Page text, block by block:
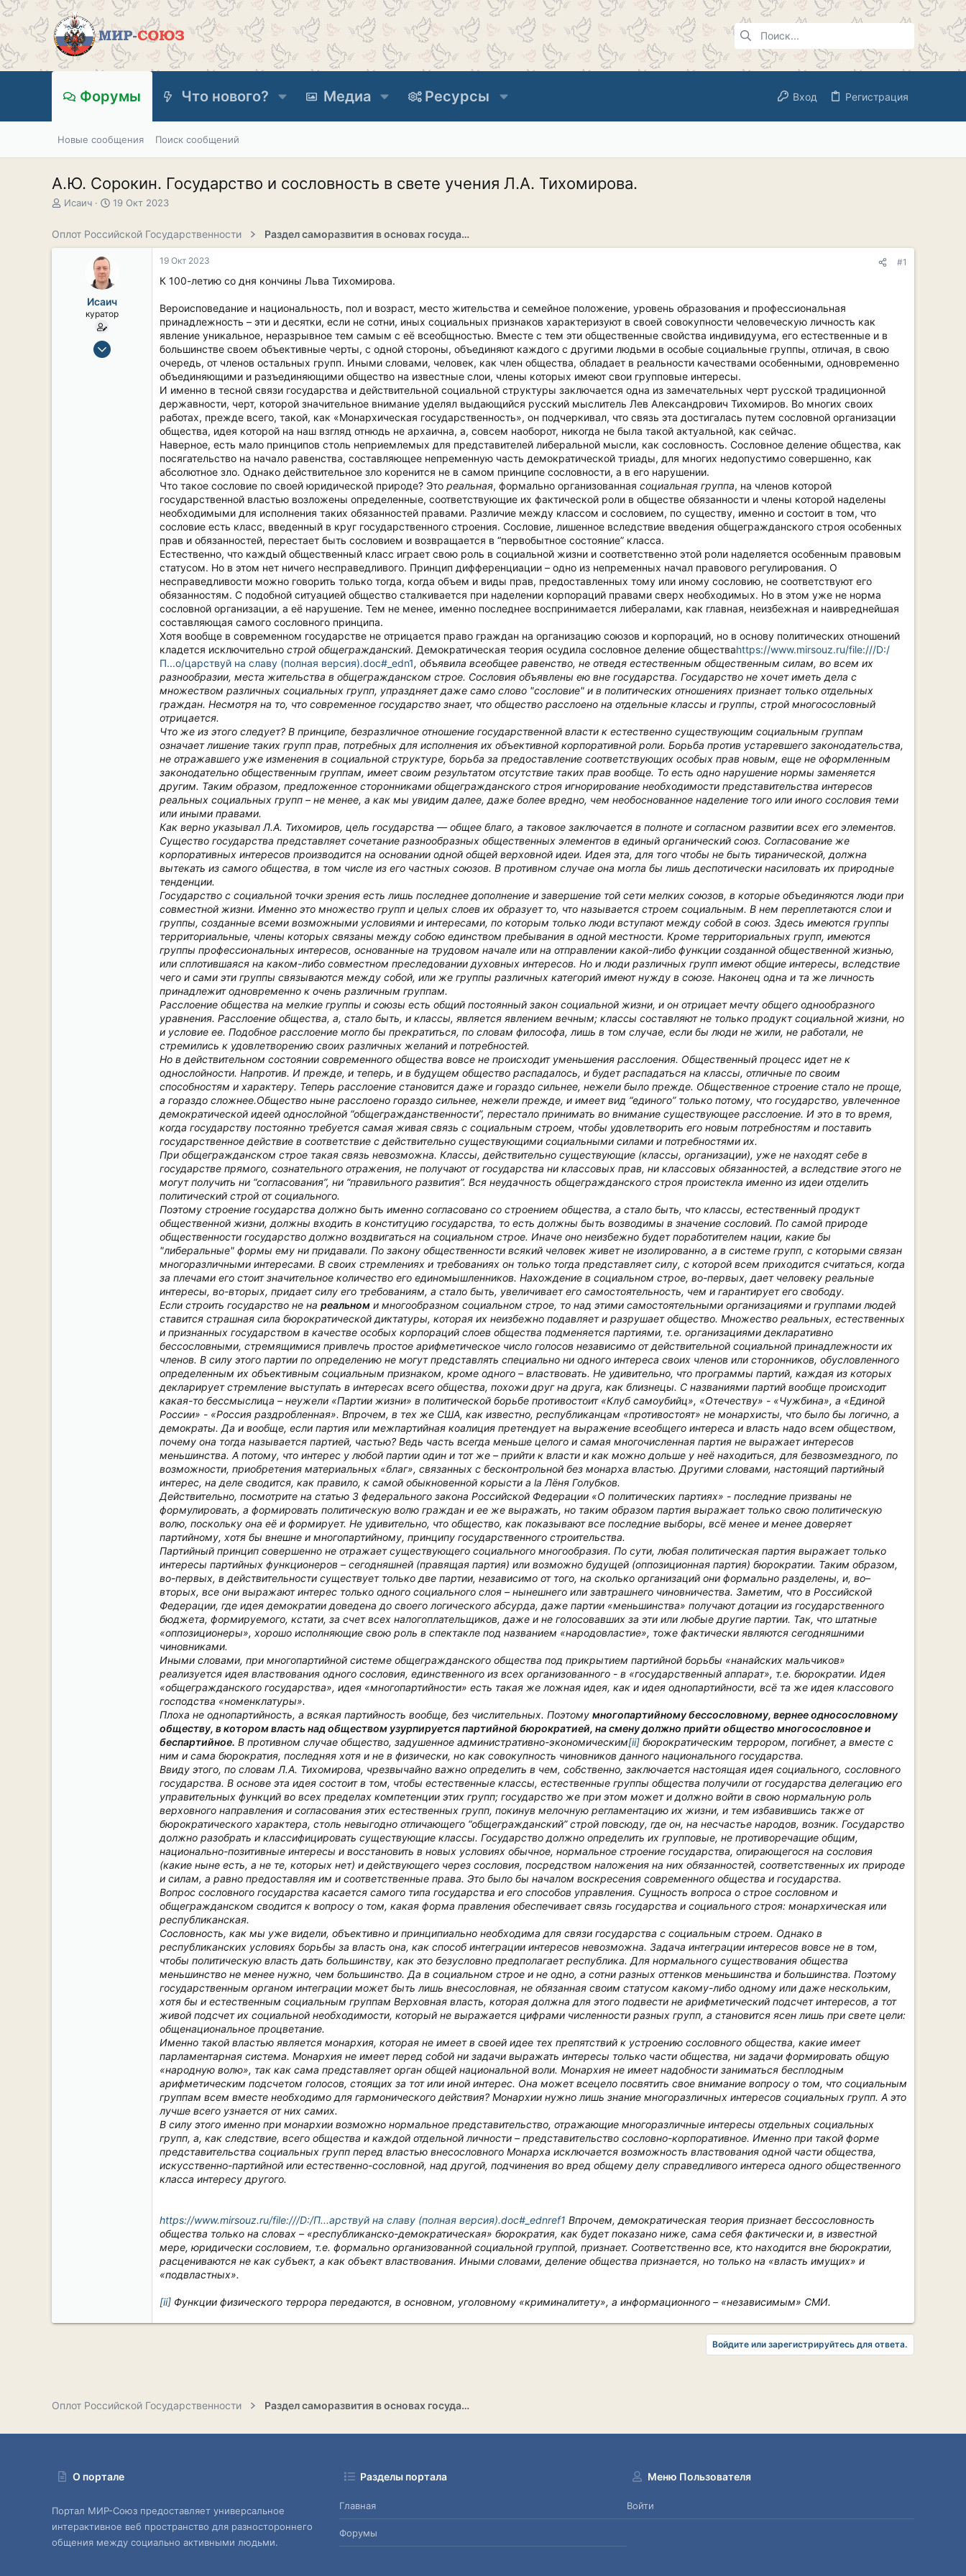
Форумы Что нового? Медиа Ресурсы Вход Регистрация
Новые сообщения Поиск сообщений
А.Ю. Сорокин. Государство и сословность в свете учения Л.А. Тихомирова.
А
о
Исаич
Д
а
л
а
19 Окт 2023
Оплот Российской Государственности Раздел саморазвития в основах государственности
Исаич
куратор
15 Сен 2019
19 Окт 2023 #1
К 100-летию со дня кончины Льва Тихомирова.
Вероисповедание и национальность, пол и возраст, место жительства и семейное положение, уровень образования и профессиональная
принадлежность – эти и десятки, если не сотни, иных социальных признаков характеризуют в своей совокупности человеческую личность как
явление уникальное, неразрывное тем самым с её всеобщностью. Вместе с тем эти общественные свойства индивидуума, его естественные и в
большинстве своем объективные черты, с одной стороны, объединяют каждого с другими людьми в особые социальные группы, отличая, в свою
очередь, от членов остальных групп. Иными словами, человек, как член общества, обладает в реальности качествами особенными, одновременно
объединяющими и разъединяющими общество на известные слои, члены которых имеют свои групповые интересы.
И именно в тесной связи государства и действительной социальной структуры заключается одна из замечательных черт русской традиционной
державности, черт, которой значительное внимание уделял выдающийся русский мыслитель Лев Александрович Тихомиров. Во многих своих
работах, прежде всего, такой, как «Монархическая государственность», он подчеркивал, что связь эта достигалась путем сословной организации
общества, идея которой на наш взгляд отнюдь не архаична, а, совсем наоборот, никогда не была такой актуальной, как сейчас.
Наверное, есть мало принципов столь неприемлемых для представителей либеральной мысли, как сословность. Сословное деление общества, как
посягательство на начало равенства, составляющее непременную часть демократической триады, для многих недопустимо совершенно, как
абсолютное зло. Однако действительное зло коренится не в самом принципе сословности, а в его нарушении.
Что такое сословие по своей юридической природе? Это реальная, формально организованная социальная группа, на членов которой
государственной властью возложены определенные, соответствующие их фактической роли в обществе обязанности и члены которой наделены
необходимыми для исполнения таких обязанностей правами. Различие между классом и сословием, по существу, именно и состоит в том, что
сословие есть класс, введенный в круг государственного строения. Сословие, лишенное вследствие введения общегражданского строя особенных
прав и обязанностей, перестает быть сословием и возвращается в “первобытное состояние” класса.
Естественно, что каждый общественный класс играет свою роль в социальной жизни и соответственно этой роли наделяется особенным правовым
статусом. Но в этом нет ничего несправедливого. Принцип дифференциации – одно из непременных начал правового регулирования. О
несправедливости можно говорить только тогда, когда объем и виды прав, предоставленных тому или иному сословию, не соответствуют его
обязанностям. С подобной ситуацией общество сталкивается при наделении корпораций правами сверх необходимых. Но в этом уже не норма
сословной организации, а её нарушение. Тем не менее, именно последнее воспринимается либералами, как главная, неизбежная и наивреднейшая
составляющая самого сословного принципа.
Хотя вообще в современном государстве не отрицается право граждан на организацию союзов и корпораций, но в основу политических отношений
кладется исключительно строй общегражданский. Демократическая теория осудила сословное деление обществаhttps://www.mirsouz.ru/file:///D:/
П...о/царствуй на славу (полная версия).doc#_edn1, объявила всеобщее равенство, не отведя естественным общественным силам, во всем их
разнообразии, места жительства в общегражданском строе. Сословия объявлены ею вне государства. Государство не хочет иметь дела с
множеством различных социальных групп, упраздняет даже само слово "сословие" и в политических отношениях признает только отдельных
граждан. Несмотря на то, что современное государство знает, что общество расслоено на отдельные классы и группы, строй многосословный
отрицается.
Что же из этого следует? В принципе, безразличное отношение государственной власти к естественно существующим социальным группам
означает лишение таких групп прав, потребных для исполнения их объективной корпоративной роли. Борьба против устаревшего законодательства,
не отражавшего уже изменения в социальной структуре, борьба за предоставление соответствующих особых прав новым, еще не оформленным
законодательно общественным группам, имеет своим результатом отсутствие таких прав вообще. То есть одно нарушение нормы заменяется
другим. Таким образом, предложенное сторонниками общегражданского строя игнорирование необходимости представительства интересов
реальных социальных групп – не менее, а как мы увидим далее, даже более вредно, чем необоснованное наделение того или иного сословия теми
или иными правами.
Как верно указывал Л.А. Тихомиров, цель государства — общее благо, а таковое заключается в полноте и согласном развитии всех его элементов.
Существо государства представляет сочетание разнообразных общественных элементов в единый органический союз. Согласование же
корпоративных интересов производится на основании одной общей верховной идеи. Идея эта, для того чтобы не быть тиранической, должна
вытекать из самого общества, в том числе из его частных союзов. В противном случае она могла бы лишь деспотически насиловать их природные
тенденции.
Государство с социальной точки зрения есть лишь последнее дополнение и завершение той сети мелких союзов, в которые объединяются люди при
совместной жизни. Именно это множество групп и целых слоев их образует то, что называется строем социальным. В нем переплетаются слои и
группы, созданные всеми возможными условиями и интересами, по которым только люди вступают между собой в союз. Здесь имеются группы
территориальные, члены которых связаны между собою единством пребывания в одной местности. Кроме территориальных групп, имеются
группы профессиональных интересов, основанные на трудовом начале или на отправлении какой-либо функции созданной общественной жизнью,
или сплотившаяся на каком-либо совместном преследовании духовных интересов. Но и люди различных групп имеют общие интересы, вследствие
чего и сами эти группы связываются между собой, или же группы различных категорий имеют нужду в союзе. Наконец одна и та же личность
принадлежит одновременно к очень различным группам.
Расслоение общества на мелкие группы и союзы есть общий постоянный закон социальной жизни, и он отрицает мечту общего однообразного
уравнения. Расслоение общества, а, стало быть, и классы, является явлением вечным; классы составляют не только продукт социальной жизни, но
и условие ее. Подобное расслоение могло бы прекратиться, по словам философа, лишь в том случае, если бы люди не жили, не работали, не
стремились к удовлетворению своих различных желаний и потребностей.
Но в действительном состоянии современного общества вовсе не происходит уменьшения расслоения. Общественный процесс идет не к
однослойности. Напротив. И прежде, и теперь, и в будущем общество распадалось, и будет распадаться на классы, отличные по своим
способностям и характеру. Теперь расслоение становится даже и гораздо сильнее, нежели было прежде. Общественное строение стало не проще,
а гораздо сложнее.Общество ныне расслоено гораздо сильнее, нежели прежде, и имеет вид “единого” только потому, что государство, увлеченное
демократической идеей однослойной “общегражданственности”, перестало принимать во внимание существующее расслоение. И это в то время,
когда государству постоянно требуется самая живая связь с социальным строем, чтобы удовлетворить его новым потребностям и поставить
государственное действие в соответствие с действительно существующими социальными силами и потребностями их.
При общегражданском строе такая связь невозможна. Классы, действительно существующие (классы, организации), уже не находят себе в
государстве прямого, сознательного отражения, не получают от государства ни классовых прав, ни классовых обязанностей, а вследствие этого не
могут получить ни “согласования”, ни “правильного развития”. Вся неудачность общегражданского строя проистекла именно из идеи отделить
политический строй от социального.
Поэтому строение государства должно быть именно согласовано со строением общества, а стало быть, что классы, естественный продукт
общественной жизни, должны входить в конституцию государства, то есть должны быть возводимы в значение сословий. По самой природе
общественности государство должно воздвигаться на социальном строе. Иначе оно неизбежно будет поработителем нации, какие бы
"либеральные" формы ему ни придавали. По закону общественности всякий человек живет не изолированно, а в системе групп, с которыми связан
многоразличными интересами. В своих стремлениях и требованиях он только тогда представляет силу, с которой всем приходится считаться, когда
за плечами его стоит значительное количество его единомышленников. Нахождение в социальном строе, во-первых, дает человеку реальные
интересы, во-вторых, придает силу его требованиям, а стало быть, увеличивает его самостоятельность, чем и гарантирует его свободу.
Если строить государство не на реальном и многообразном социальном строе, то над этими самостоятельными организациями и группами людей
ставится страшная сила бюрократической диктатуры, которая их неизбежно подавляет и разрушает общество. Множество реальных, естественных
и признанных государством в качестве особых корпораций слоев общества подменяется партиями, т.е. организациями декларативно
бессословными, стремящимися привлечь простое арифметическое число голосов независимо от действительной социальной принадлежности их
членов. В силу этого партии по определению не могут представлять специально ни одного интереса своих членов или сторонников, обусловленного
определенным их объективным социальным признаком, кроме одного – властвовать. Не удивительно, что программы партий, каждая из которых
декларирует стремление выступать в интересах всего общества, похожи друг на друга, как близнецы. С названиями партий вообще происходит
какая-то бессмыслица – неужели «Партии жизни» в политической борьбе противостоит «Клуб самоубийц», «Отечеству» - «Чужбина», а «Единой
России» - «Россия раздробленная». Впрочем, в тех же США, как известно, республиканцам «противостоят» не монархисты, что было бы логично, а
демократы. Да и вообще, если партия или межпартийная коалиция претендует на выражение всеобщего интереса и власть надо всем обществом,
почему она тогда называется партией, частью? Ведь часть всегда меньше целого и самая многочисленная партия не выражает интересов
меньшинства. А потому, что интерес у любой партии один и тот же – прийти к власти и как можно дольше у неё находиться, для безвозмездного, по
возможности, приобретения материальных «благ», связанных с бесконтрольной без монарха властью. Другими словами, настоящий партийный
интерес, на деле сводится, как правило, к самой обыкновенной корысти a la Лёня Голубков.
Действительно, посмотрите на статью 3 федерального закона Российской Федерации «О политических партиях» - последние призваны не
формулировать, а формировать политическую волю граждан и ее же выражать, но таким образом партия выражает только свою политическую
волю, поскольку она её и формирует. Не удивительно, что общество, как показывают все последние выборы, всё менее и менее доверяет
партийному, хотя бы внешне и многопартийному, принципу государственного строительства.
Партийный принцип совершенно не отражает существующего социального многообразия. По сути, любая политическая партия выражает только
интересы партийных функционеров – сегодняшней (правящая партия) или возможно будущей (оппозиционная партия) бюрократии. Таким образом,
во-первых, в действительности существует только две партии, независимо от того, на сколько организаций они формально разделены, и, во–
вторых, все они выражают интерес только одного социального слоя – нынешнего или завтрашнего чиновничества. Заметим, что в Российской
Федерации, где идея демократии доведена до своего логического абсурда, даже партии «меньшинства» получают дотации из государственного
бюджета, формируемого, кстати, за счет всех налогоплательщиков, даже и не голосовавших за эти или любые другие партии. Так, что штатные
«оппозиционеры», хорошо исполняющие свою роль в спектакле под названием «народовластие», тоже фактически являются сегодняшними
чиновниками.
Иными словами, при многопартийной системе общегражданского общества под прикрытием партийной борьбы «нанайских мальчиков»
реализуется идея властвования одного сословия, единственного из всех организованного - в «государственный аппарат», т.е. бюрократии. Идея
«общегражданского государства», идея «многопартийности» есть такая же ложная идея, как и идея однопартийности, всё та же идея классового
господства «номенклатуры».
Плоха не однопартийность, а всякая партийность вообще, без числительных. Поэтому многопартийному бессословному, вернее односословному
обществу, в котором власть над обществом узурпируется партийной бюрократией, на смену должно прийти общество многосословное и
беспартийное. В противном случае общество, задушенное административно-экономическим[ii] бюрократическим террором, погибнет, а вместе с
ним и сама бюрократия, последняя хотя и не в физически, но как совокупность чиновников данного национального государства.
Ввиду этого, по словам Л.А. Тихомирова, чрезвычайно важно определить в чем, собственно, заключается настоящая идея социального, сословного
государства. В основе эта идея состоит в том, чтобы естественные классы, естественные группы общества получили от государства делегацию его
управительных функций во всех пределах компетенции этих групп; государство же при этом может и должно войти в свою нормальную роль
верховного направления и согласования этих естественных групп, покинув мелочную регламентацию их жизни, и тем избавившись также от
бюрократического характера, столь невыгодно отличающего “общегражданский” строй повсюду, где он, на несчастье народов, возник. Государство
должно разобрать и классифицировать существующие классы. Государство должно определить их групповые, не противоречащие общим,
национально-позитивные интересы и восстановить в новых условиях обычное, нормальное строение государства, опирающегося на сословия
(какие ныне есть, а не те, которых нет) и действующего через сословия, посредством наложения на них обязанностей, соответственных их природе
и силам, а равно предоставляя им и соответственные права. Это было бы началом воскресения современного общества и государства.
Вопрос сословного государства касается самого типа государства и его способов управления. Сущность вопроса о строе сословном и
общегражданском сводится к вопросу о том, какая форма правления обеспечивает связь государства и социального строя: монархическая или
республиканская.
Сословность, как мы уже видели, объективно и принципиально необходима для связи государства с социальным строем. Однако в
республиканских условиях борьбы за власть она, как способ интеграции интересов невозможна. Задача интеграции интересов вовсе не в том,
чтобы политическую власть дать большинству, как это безусловно предполагает республика. Для нормального существования общества
меньшинство не менее нужно, чем большинство. Да в социальном строе и не одно, а сотни разных оттенков меньшинства и большинства. Поэтому
государственным органом интеграции может быть лишь внесословная, не обязанная своим статусом какому-либо одному или даже нескольким,
хотя бы и естественным социальным группам Верховная власть, которая должна для этого подвести не арифметический подсчет интересов, а тот
живой подсчет их социальной необходимости, который не выражается цифрами численности разных групп, а становится ясен лишь при свете цели:
общенациональное процветание.
Именно такой властью является монархия, которая не имеет в своей идее тех препятствий к устроению сословного общества, какие имеет
парламентарная система. Монархия не имеет перед собой ни задачи выражать интересы только части общества, ни задачи формировать общую
«народную волю», так как сама представляет орган общей национальной воли. Монархия не имеет надобности заниматься бесплодным
арифметическим подсчетом голосов, стоящих за тот или иной интерес. Она может всецело посвятить свое внимание вопросу о том, что социальным
группам всем вместе необходимо для гармонического действия? Монархии нужно лишь знание многоразличных интересов социальных групп. А это
лучше всего узнается от них самих.
В силу этого именно при монархии возможно нормальное представительство, отражающие многоразличные интересы отдельных социальных
групп, а, как следствие, всего общества и каждой отдельной личности – представительство сословно-корпоративное. Именно при такой форме
представительства социальных групп перед властью внесословного Монарха исключается возможность властвования одной части общества,
искусственно-партийной или естественно-сословной, над другой, подчинения во вред общему делу справедливого интереса одного общественного
класса интересу другого.
https://www.mirsouz.ru/file:///D:/П...арствуй на славу (полная версия).doc#_ednref1 Впрочем, демократическая теория признает бессословность
общества только на словах – «республиканско-демократическая» бюрократия, как будет показано ниже, сама себя фактически и, в известной
мере, юридически сословием, т.е. формально организованной социальной группой, признает. Соответственно все, кто находится вне бюрократии,
расцениваются не как субъект, а как объект властвования. Иными словами, деление общества признается, но только на «власть имущих» и
«подвластных».
[ii] Функции физического террора передаются, в основном, уголовному «криминалитету», а информационного – «независимым» СМИ.
Войдите или зарегистрируйтесь для ответа.
Оплот Российской Государственности Раздел саморазвития в основах государственности
О портале
Портал МИР-Союз предоставляет универсальное
интерактивное веб пространство для разностороннего
общения между социально активными людьми.
Разделы портала
Главная
Форумы
Меню Пользователя
Войти